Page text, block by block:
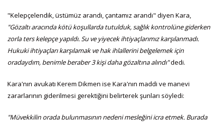
"Kelepçelendik, üstümüz arandı, çantamız arandı" diyen Kara,
"Gözaltı aracında kötü koşullarda tutulduk, sağlık kontrolüne giderken
zorla ters kelepçe yapıldı. Su ve yiyecek ihtiyaçlarımız karşılanmadı.
Hukuki ihtiyaçları karşılamak ve hak ihlallerini belgelemek için
oradaydım, benimle beraber 3 kişi daha gözaltına alındı"dedi.
Kara'nın avukatı Kerem Dikmen ise Kara'nın maddi ve manevi
zararlarının giderilmesi gerektiğini belirterek şunları söyledi:
"Müvekkilin orada bulunmasının nedeni mesleğini icra etmek. Burada